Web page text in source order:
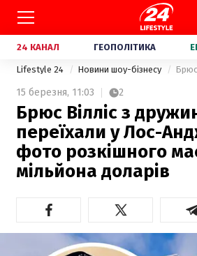
24 КАНАЛ ГЕОПОЛІТИКА
Lifestyle 24 Новини шоу-бізнесу
15 березня, 11:03 2
Брюс Вілліс з
переїхали у Лос-
фото розкішного
мільйона доларів